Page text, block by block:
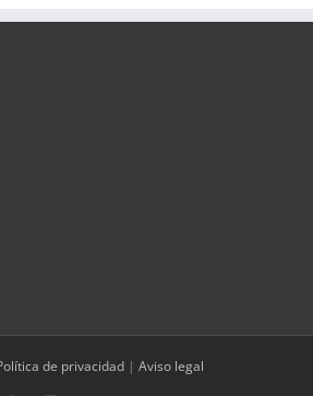
de privacidad | Aviso legal